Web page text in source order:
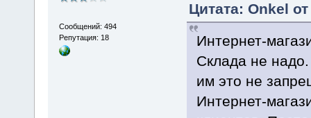
Сообщений: 494
Репутация: 18
Цитата: Onkel
Интернет-
Склада не
им это не
Интернет-